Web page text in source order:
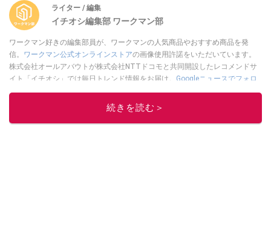
ライター / 編集
イチオシ編集部 ワークマン部
ワークマン好きの編集部員が、ワークマンの人気商品やおすすめ商品を発
信。 ワークマン公式オンラインストアの画像使用許諾をいただいています。
株式会社オールアバウトが株式会社NTTドコモと共同開設したレコメンドサ
イト「イチオシ」では毎日トレンド情報をお届け。 Googleニュースでフォロ
ーしてください！
このイチオシストの他の記事を読む
続きを読む＞